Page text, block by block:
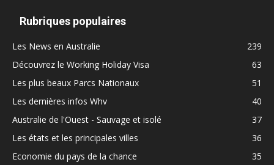
Rubriques populaires
Les News en Australie
239
Découvrez le Working Holiday Visa
63
Les plus beaux Parcs Nationaux
51
Les dernières infos Whv
40
Australie de l'Ouest - Sauvage et isolé
37
Les états et les principales villes
36
Economie du pays de la chance
35